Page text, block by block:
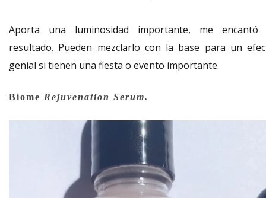
Aporta una luminosidad importante, me encantó
resultado. Pueden mezclarlo con la base para un
genial si tienen una fiesta o evento importante.
Biome Rejuvenation Serum.